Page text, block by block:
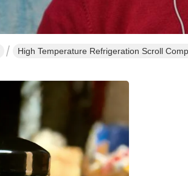
High Temperature Refrigeration Scroll